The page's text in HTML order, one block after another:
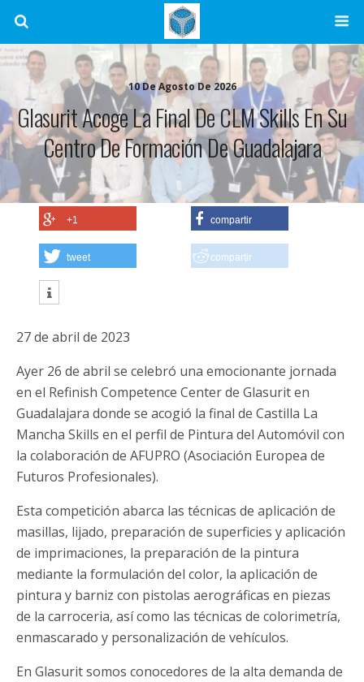
10 De Agosto De 2026
Glasurit Acoge La Final De CLM Skills En Su
Centro De Formación De Guadalajara
+1 compartir
tweet compartir
27 de abril de 2023
Ayer 26 de abril se celebró una emocionante jornada
en el Refinish Competence Center de Glasurit en
Guadalajara donde se acogió la final de Castilla La
Mancha Skills en el perfil de Pintura del Automóvil con
la colaboración de AFUPRO (Asociación Europea de
Futuros Profesionales).
Esta competición abarca las técnicas de aplicación de
masillas, lijado, preparación de superficies y aplicación
de imprimaciones, la preparación de la pintura
mediante la formulación del color, la aplicación de
pintura y barniz con pistolas aerográficas en piezas
de la carroceria, así como las técnicas de colorimetría,
enmascarado y personalización de vehículos.
En Glasurit somos conocedores de la alta demanda de